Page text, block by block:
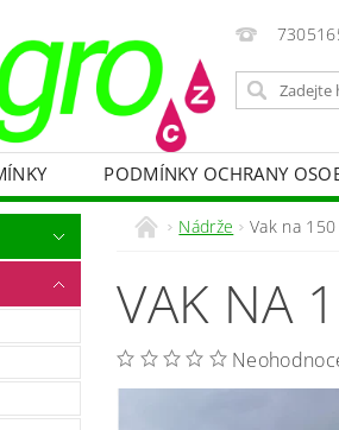
PODMÍNKY OCHRANY
VELKOOBJEMOVÉ VAKY, PYTLE,
OBLEČENÍ
PRODEJ
VÝPRODEJ ZÁSOB = SLEVY 10-30
Nádrže Vak na
VAK NA